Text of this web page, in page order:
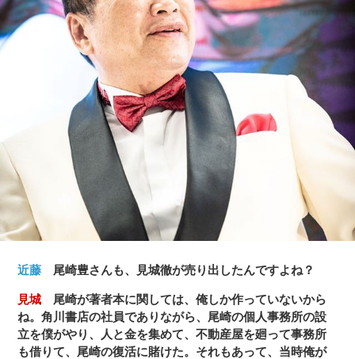
近藤 尾崎豊さんも、見城徹が売り出したんですよね？
見城 尾崎が著者本に関しては、俺しか作っていないから
ね。角川書店の社員でありながら、尾崎の個人事務所の設
立を僕がやり、人と金を集めて、不動産屋を廻って事務所
も借りて、尾崎の復活に賭けた。それもあって、当時俺が